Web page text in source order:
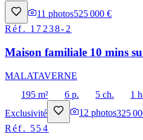
11 photos525 000 €
Réf. 17238-2
Maison familiale 10 mins
MALATAVERNE
195 m²
6 p. 5 ch.
1
Exclusivité
12 photos325
Réf. 554